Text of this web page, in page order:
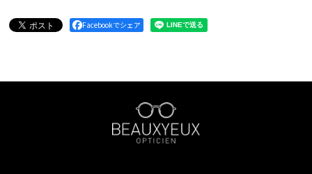
Facebookでシェア